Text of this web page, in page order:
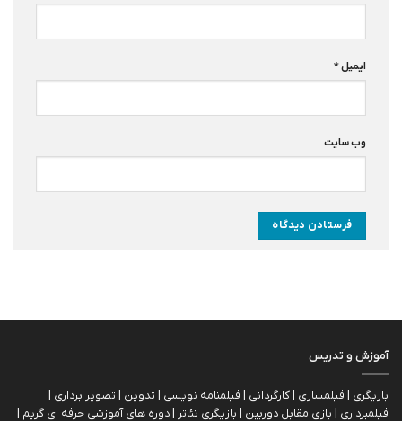
ایمیل*
وب‌ سایت
آموزش و تدریس
بازیگری | فیلمسازی | کارگردانی | فیلمنامه نویسی | تدوین | تصویر برداری |
فیلمبرداری | بازی مقابل دوربین | بازیگري تئاتر | دوره های آموزشی حرفه ای گریم |